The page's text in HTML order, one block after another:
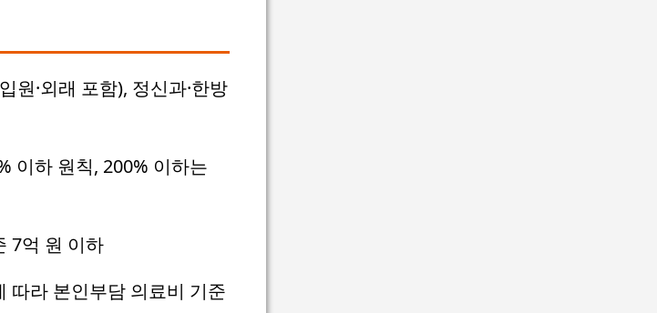
원·외래 포함), 정신과·한방
이하 원칙, 200% 이하는
7억 원 이하
따라 본인부담 의료비 기준